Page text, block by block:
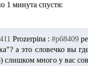
1 минута спустя:
Prozerpina : #p68409
а это словечко вы
слишком много у вас